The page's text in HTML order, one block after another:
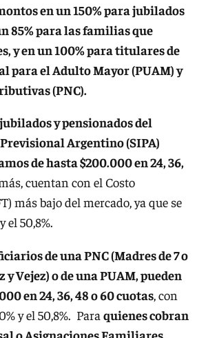
en un 150% para jubilados
85% para las familias que
y en un 100% para titulares de
para el Adulto Mayor (PUAM) y
(PNC).
jubilados y pensionados del
Argentino (SIPA)
de hasta $200.000 en 24, 36,
cuentan con el Costo
más bajo del mercado, ya que se
el 50,8%.
de una PNC (Madres de 7 o
Vejez) o de una PUAM, pueden
en 24, 36, 48 o 60 cuotas, con
y el 50,8%. Para quienes cobran
o Asignaciones Familiares,